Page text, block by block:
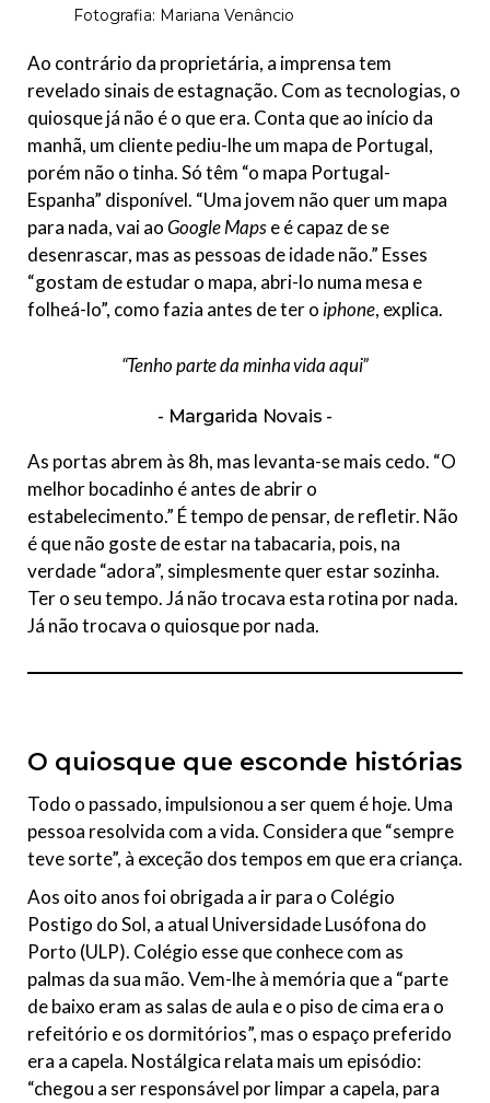
Fotografia: Mariana Venâncio
Ao contrário da proprietária, a imprensa tem
revelado sinais de estagnação. Com as tecnologias, o
quiosque já não é o que era. Conta que ao início da
manhã, um cliente pediu-lhe um mapa de Portugal,
porém não o tinha. Só têm “o mapa Portugal-
Espanha” disponível. “Uma jovem não quer um mapa
para nada, vai aoGoogle Mapse é capaz de se
desenrascar, mas as pessoas de idade não.” Esses
“gostam de estudar o mapa, abri-lo numa mesa e
folheá-lo”, como fazia antes de ter oiphone, explica.
“Tenho parte da minha vida aqui”
Margarida Novais
As portas abrem às 8h, mas levanta-se mais cedo. “O
melhor bocadinho é antes de abrir o
estabelecimento.” É tempo de pensar, de refletir. Não
é que não goste de estar na tabacaria, pois, na
verdade “adora”, simplesmente quer estar sozinha.
Ter o seu tempo. Já não trocava esta rotina por nada.
Já não trocava o quiosque por nada.
O quiosque que esconde histórias
Todo o passado, impulsionou a ser quem é hoje. Uma
pessoa resolvida com a vida. Considera que “sempre
teve sorte”, à exceção dos tempos em que era criança.
Aos oito anos foi obrigada a ir para o Colégio
Postigo do Sol, a atual Universidade Lusófona do
Porto (ULP). Colégio esse que conhece com as
palmas da sua mão. Vem-lhe à memória que a “parte
de baixo eram as salas de aula e o piso de cima era o
refeitório e os dormitórios”, mas o espaço preferido
era a capela. Nostálgica relata mais um episódio:
“chegou a ser responsável por limpar a capela, para